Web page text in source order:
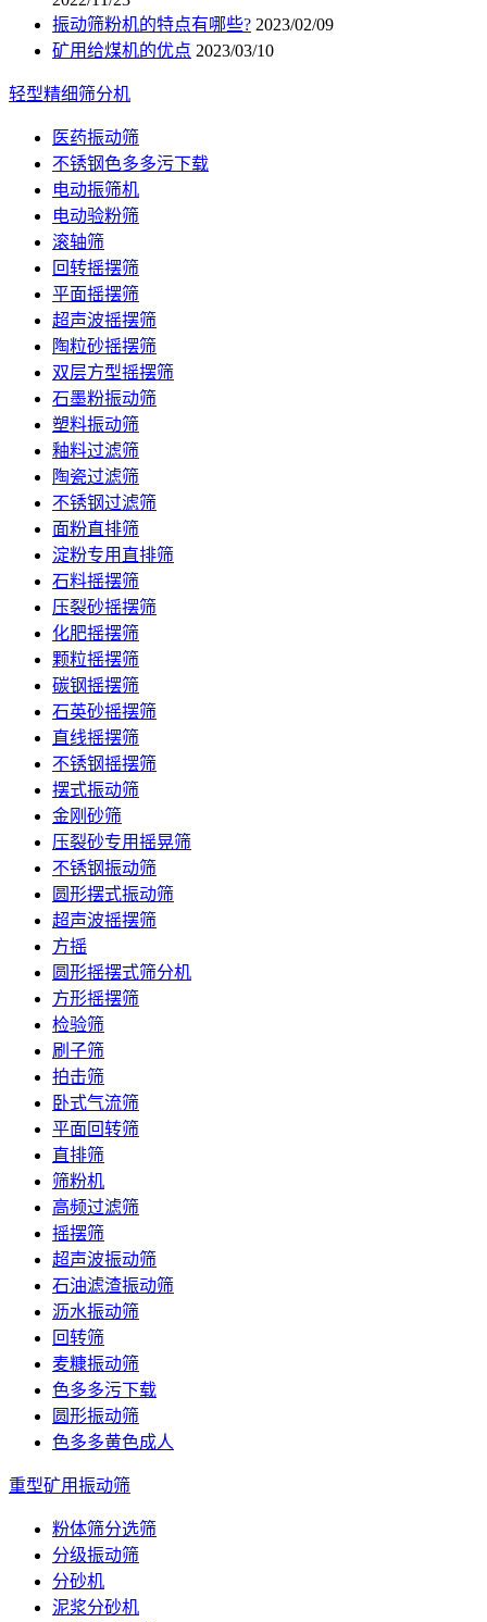
振动筛粉机的特点有哪些? 2023/02/09
矿用给煤机的优点 2023/03/10
轻型精细筛分机
医药振动筛
不锈钢色多多污下载
电动振筛机
电动验粉筛
滚轴筛
回转摇摆筛
平面摇摆筛
超声波摇摆筛
陶粒砂摇摆筛
双层方型摇摆筛
石墨粉振动筛
塑料振动筛
釉料过滤筛
陶瓷过滤筛
不锈钢过滤筛
面粉直排筛
淀粉专用直排筛
石料摇摆筛
压裂砂摇摆筛
化肥摇摆筛
颗粒摇摆筛
碳钢摇摆筛
石英砂摇摆筛
直线摇摆筛
不锈钢摇摆筛
摆式振动筛
金刚砂筛
压裂砂专用摇晃筛
不锈钢振动筛
圆形摆式振动筛
超声波摇摆筛
方摇
圆形摇摆式筛分机
方形摇摆筛
检验筛
刷子筛
拍击筛
卧式气流筛
平面回转筛
直排筛
筛粉机
高频过滤筛
摇摆筛
超声波振动筛
石油滤渣振动筛
沥水振动筛
回转筛
麦糠振动筛
色多多污下载
圆形振动筛
色多多黄色成人
重型矿用振动筛
粉体筛分选筛
分级振动筛
分砂机
泥浆分砂机